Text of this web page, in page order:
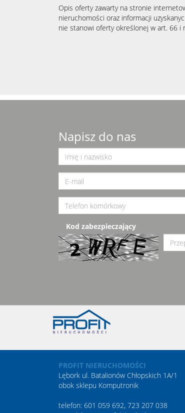
Opis oferty zawarty na stronie
nieruchomości oraz informacji
nie stanowi oferty określonej w art. 66 i
Napisz do nas
Kod zabezpieczający
PROFIT NIERUCHOMOŚCI
Lębork ul. Batalionów Chłopskich 1A/1
obok sklepu Komputronik
telefon: 601 059 692, 723 207 038